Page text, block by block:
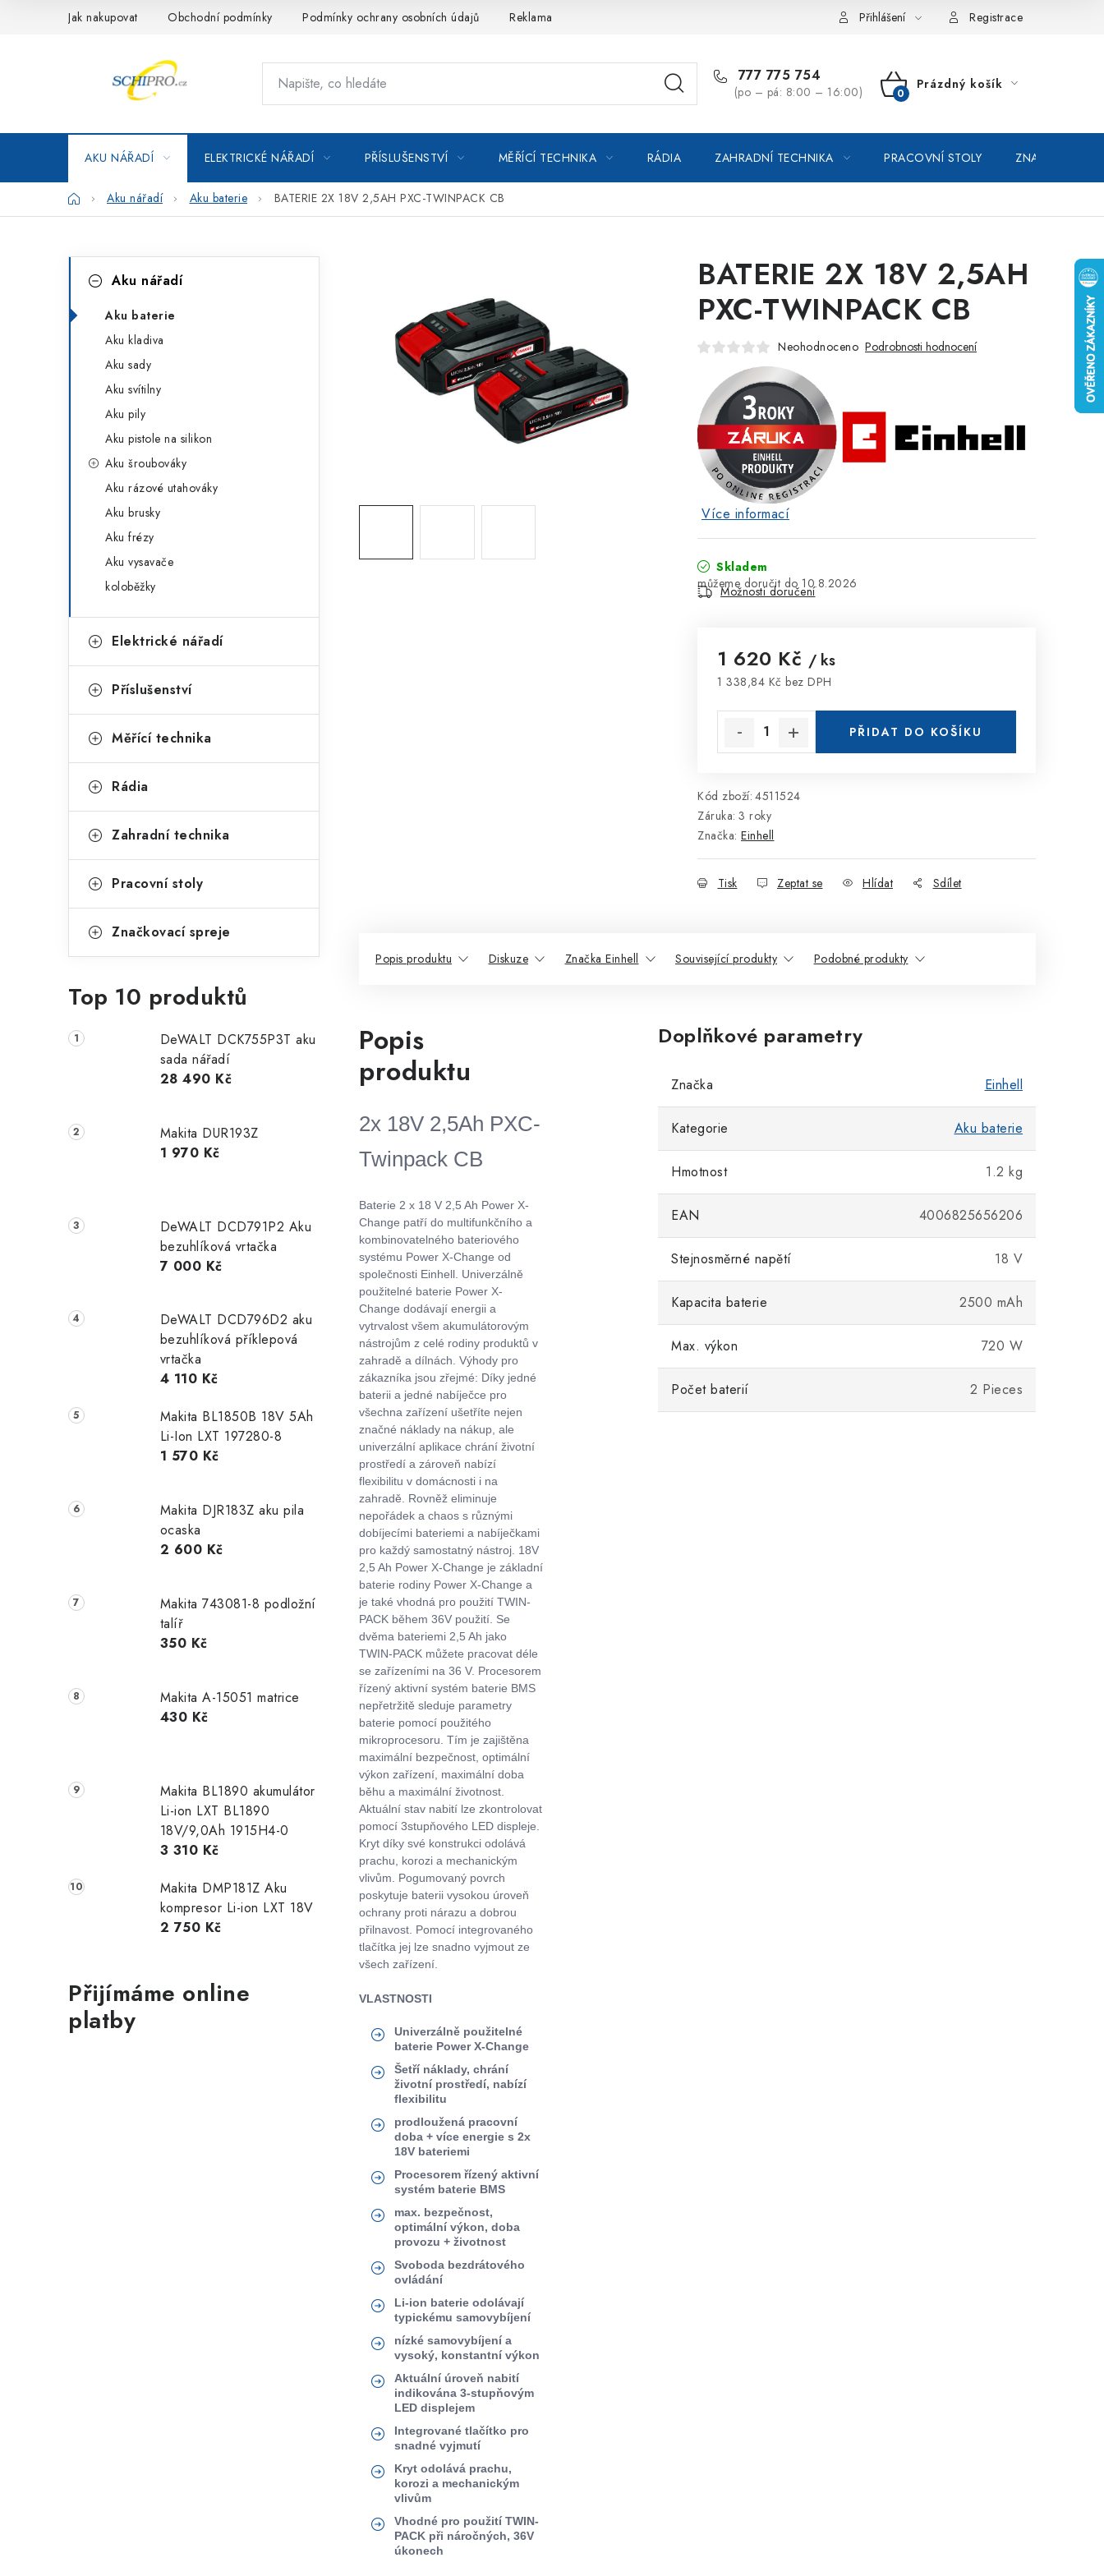
Jak nakupovat Obchodní podmínky Podmínky ochrany osobních údajů Reklamace Moje objednávka / odstoupení od smlouvy Online platby Comgate
Přihlášení Registrace
777 775 754
(po – pá: 8:00 – 16:00)
NÁKUPNÍ
Prázdný košík
AKU NÁŘADÍ ELEKTRICKÉ NÁŘADÍ PŘÍSLUŠENSTVÍ MĚŘÍCÍ TECHNIKA RÁDIA ZAHRADNÍ TECHNIKA PRACOVNÍ STOLY ZNAČKOVACÍ
DomůAku nářadí Aku baterie BATERIE 2X 18V 2,5AH PXC-TWINPACK CB
o
s
n
l
kategorie
t
Aku nářadí
Aku baterie
Aku kladiva
Aku sady
Aku svítilny
Aku pily
Aku pistole na silikon
Aku šroubováky
Aku rázové utahováky
Aku brusky
Aku frézy
Aku vysavače
koloběžky
Elektrické nářadí
Příslušenství
Měřící technika
Rádia
Zahradní technika
Pracovní stoly
Značkovací spreje
Top 10 produktů
DeWALT DCK755P3T aku
sada nářadí
28 490 Kč
Makita DUR193Z
1 970 Kč
DeWALT DCD791P2 Aku
bezuhlíková vrtačka
7 000 Kč
DeWALT DCD796D2 aku
bezuhlíková příklepová
vrtačka
4 110 Kč
Makita BL1850B 18V 5Ah
Li-Ion LXT 197280-8
1 570 Kč
Makita DJR183Z aku pila
ocaska
2 600 Kč
Makita 743081-8 podložní
talíř
350 Kč
Makita A-15051 matrice
430 Kč
Makita BL1890 akumulátor
Li-ion LXT BL1890
18V/9,0Ah 1915H4-0
3 310 Kč
Makita DMP181Z Aku
kompresor Li-ion LXT 18V
2 750 Kč
Přijímáme online
platby
BATERIE 2X 18V 2,5AH
PXC-TWINPACK CB
Neohodnoceno Podrobnosti hodnocení
Více informací
Skladem
10.8.2026
Možnosti doručení
1 620 Kč / ks
1 338,84 Kč bez DPH
PŘIDAT DO KOŠÍKU
Kód zboží: 4511524
Záruka: 3 roky
Značka: Einhell
Tisk Zeptat se Hlídat Sdílet
Popis produktu Diskuze Značka Einhell Související produkty Podobné produkty
Popis
produktu
2x 18V 2,5Ah PXC-
Twinpack CB
Baterie 2 x 18 V 2,5 Ah Power X-
Change patří do multifunkčního a
kombinovatelného bateriového
systému Power X-Change od
společnosti Einhell. Univerzálně
použitelné baterie Power X-
Change dodávají energii a
vytrvalost všem akumulátorovým
nástrojům z celé rodiny produktů v
zahradě a dílnách. Výhody pro
zákazníka jsou zřejmé: Díky jedné
baterii a jedné nabíječce pro
všechna zařízení ušetříte nejen
značné náklady na nákup, ale
univerzální aplikace chrání životní
prostředí a zároveň nabízí
flexibilitu v domácnosti i na
zahradě. Rovněž eliminuje
nepořádek a chaos s různými
dobíjecími bateriemi a nabíječkami
pro každý samostatný nástroj. 18V
2,5 Ah Power X-Change je základní
baterie rodiny Power X-Change a
je také vhodná pro použití TWIN-
PACK během 36V použití. Se
dvěma bateriemi 2,5 Ah jako
TWIN-PACK můžete pracovat déle
se zařízeními na 36 V. Procesorem
řízený aktivní systém baterie BMS
nepřetržitě sleduje parametry
baterie pomocí použitého
mikroprocesoru. Tím je zajištěna
maximální bezpečnost, optimální
výkon zařízení, maximální doba
běhu a maximální životnost.
Aktuální stav nabití lze zkontrolovat
pomocí 3stupňového LED displeje.
Kryt díky své konstrukci odolává
prachu, korozi a mechanickým
vlivům. Pogumovaný povrch
poskytuje baterii vysokou úroveň
ochrany proti nárazu a dobrou
přilnavost. Pomocí integrovaného
tlačítka jej lze snadno vyjmout ze
všech zařízení.
VLASTNOSTI
Univerzálně použitelné
baterie Power X-Change
Šetří náklady, chrání
životní prostředí, nabízí
flexibilitu
prodloužená pracovní
doba + více energie s 2x
18V bateriemi
Procesorem řízený aktivní
systém baterie BMS
max. bezpečnost,
optimální výkon, doba
provozu + životnost
Svoboda bezdrátového
ovládání
Li-ion baterie odolávají
typickému samovybíjení
nízké samovybíjení a
vysoký, konstantní výkon
Aktuální úroveň nabití
indikována 3-stupňovým
LED displejem
Integrované tlačítko pro
snadné vyjmutí
Kryt odolává prachu,
korozi a mechanickým
vlivům
Vhodné pro použití TWIN-
PACK při náročných, 36V
úkonech
Doplňkové parametry
Značka Einhell
Kategorie Aku baterie
Hmotnost 1.2 kg
EAN 4006825656206
Stejnosměrné napětí 18 V
Kapacita baterie 2500 mAh
Max. výkon 720 W
Počet baterií 2 Pieces